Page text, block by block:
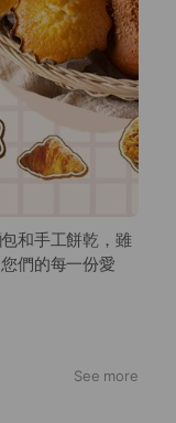
和手工餅乾，雖
們的每一份愛
See more